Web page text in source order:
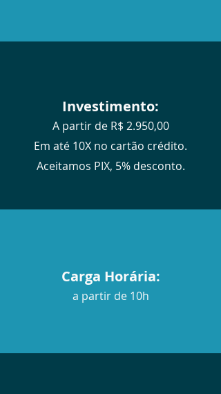
Investimento:
A partir de R$ 2.950,00
Em até 10X no cartão crédito.
Aceitamos PIX, 5% desconto.
Carga Horária:
a partir de 10h